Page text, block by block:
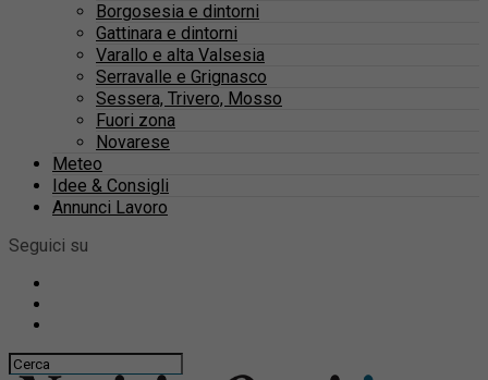
Borgosesia e dintorni
Gattinara e dintorni
Varallo e alta Valsesia
Serravalle e Grignasco
Sessera, Trivero, Mosso
Fuori zona
Novarese
Meteo
Idee & Consigli
Annunci Lavoro
Seguici su